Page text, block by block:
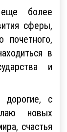
более
сферы,
почетного,
в
и
с
новых
счастья